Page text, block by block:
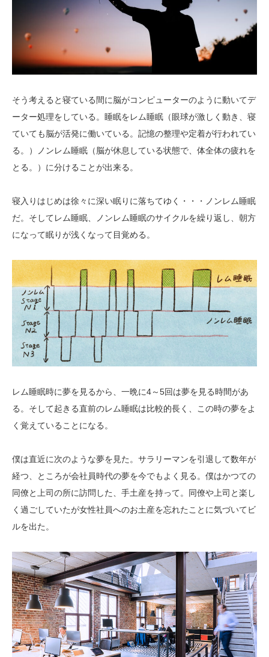
そう考えると寝ている間に脳がコンピューターのように動いてデ
ーター処理をしている。睡眠をレム睡眠（眼球が激しく動き、寝
ていても脳が活発に働いている。記憶の整理や定着が行われてい
る。）ノンレム睡眠（脳が休息している状態で、体全体の疲れを
とる。）に分けることが出来る。
寝入りはじめは徐々に深い眠りに落ちてゆく・・・ノンレム睡眠
だ。そしてレム睡眠、ノンレム睡眠のサイクルを繰り返し、朝方
になって眠りが浅くなって目覚める。
レム睡眠時に夢を見るから、一晩に4～5回は夢を見る時間があ
る。そして起きる直前のレム睡眠は比較的長く、この時の夢をよ
く覚えていることになる。
僕は直近に次のような夢を見た。サラリーマンを引退して数年が
経つ、ところが会社員時代の夢を今でもよく見る。僕はかつての
同僚と上司の所に訪問した、手土産を持って。同僚や上司と楽し
く過ごしていたが女性社員へのお土産を忘れたことに気づいてビ
ルを出た。